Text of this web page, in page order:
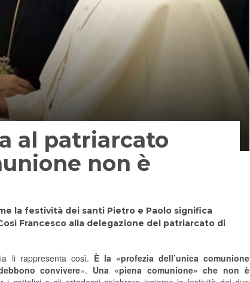
al patriarcato
non è
la festività dei santi Pietro e Paolo significa
Francesco alla delegazione del patriarcato di
li rappresenta così. È la «profezia dell’unica comunione
convivere». Una «piena comunione» che non è